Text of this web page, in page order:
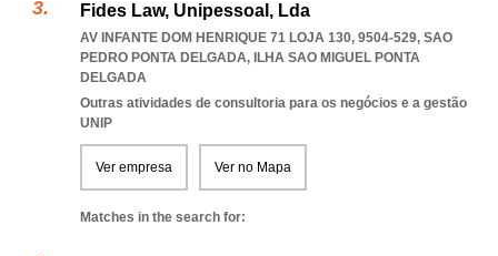
Fides Law, Unipessoal, Lda
AV INFANTE DOM HENRIQUE 71 LOJA 130, 9504-529, SAO
PEDRO PONTA DELGADA, ILHA SAO MIGUEL PONTA
DELGADA
Outras atividades de consultoria para os negócios e a gestão
UNIP
Ver empresa Ver no Mapa
Matches in the search for: